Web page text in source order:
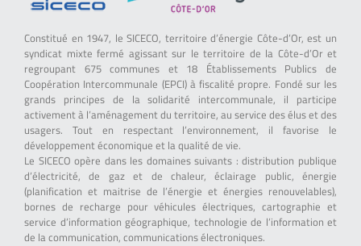
Constitué en 1947, le SICECO, territoire d’énergie Côte-d’Or, est un
syndicat mixte fermé agissant sur le territoire de la Côte-d’Or et
regroupant 675 communes et 18 Établissements Publics de
Coopération Intercommunale (EPCI) à fiscalité propre. Fondé sur les
grands principes de la solidarité intercommunale, il participe
activement à l’aménagement du territoire, au service des élus et des
usagers. Tout en respectant l’environnement, il favorise le
développement économique et la qualité de vie.
Le SICECO opère dans les domaines suivants : distribution publique
d’électricité, de gaz et de chaleur, éclairage public, énergie
(planification et maitrise de l’énergie et énergies renouvelables),
bornes de recharge pour véhicules électriques, cartographie et
service d’information géographique, technologie de l’information et
de la communication, communications électroniques.